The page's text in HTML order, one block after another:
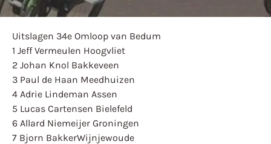
Uitslagen 34e Omloop van Bedum
1 Jeff Vermeulen Hoogvliet
2 Johan Knol Bakkeveen
3 Paul de Haan Meedhuizen
4 Adrie Lindeman Assen
5 Lucas Cartensen Bielefeld
6 Allard Niemeijer Groningen
7 Bjorn BakkerWijnjewoude